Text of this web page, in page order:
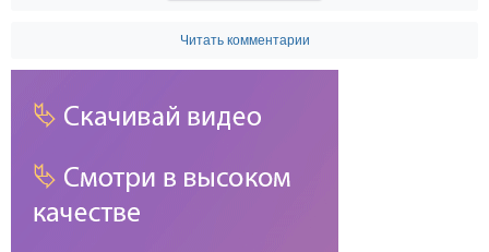
Читать комментарии